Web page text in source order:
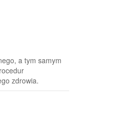
a tym samym
zdrowia.